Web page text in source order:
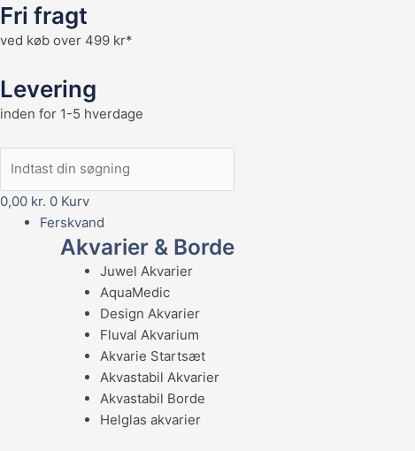
Fri fragt
ved køb over 499 kr*
Levering
inden for 1-5 hverdage
0,00 kr. 0 Kurv
Ferskvand
Akvarier & Borde
Juwel Akvarier
AquaMedic
Design Akvarier
Fluval Akvarium
Akvarie Startsæt
Akvastabil Akvarier
Akvastabil Borde
Helglas akvarier